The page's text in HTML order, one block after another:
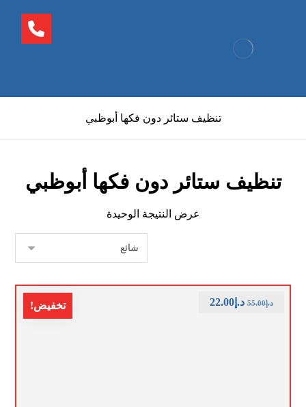
تنظيف ستائر دون فكها أبوظبي
تنظيف ستائر دون فكها أبوظبي
عرض النتيجة الوحيدة
تخفيض! د.إ55.00 د.إ22.00